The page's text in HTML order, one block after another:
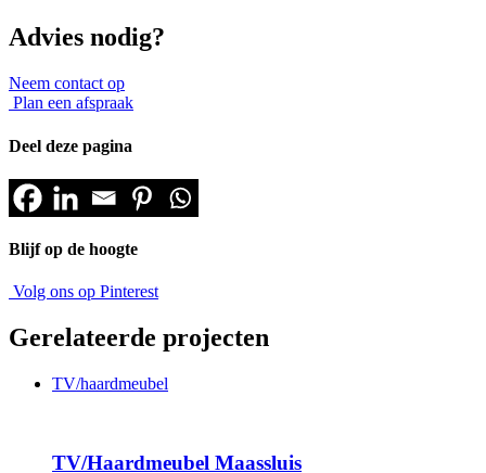
Advies nodig?
Neem contact op
Plan een afspraak
Deel deze pagina
Blijf op de hoogte
Volg ons op Pinterest
Gerelateerde projecten
TV/haardmeubel
TV/Haardmeubel Maassluis